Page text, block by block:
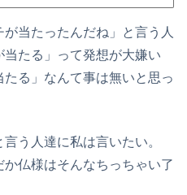
当たったんだね」と言う人
たる」って発想が大嫌い
る」なんて事は無いと思っ
う人達に私は言いたい。
か仏様はそんなちっちゃい了